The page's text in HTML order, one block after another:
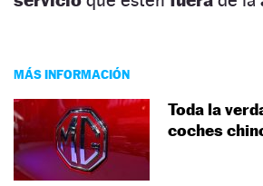
MÁS INFORMACIÓN
Toda la
coches